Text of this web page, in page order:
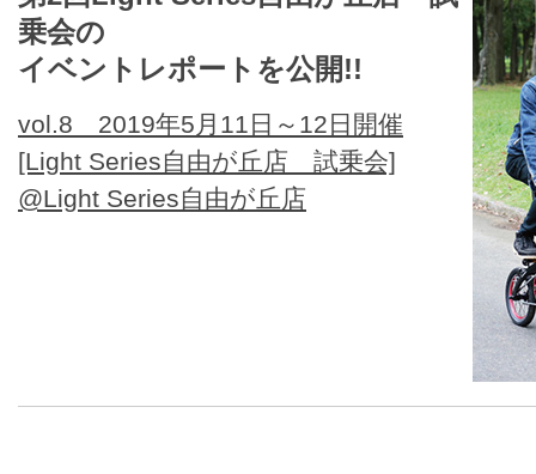
乗会の
イベントレポートを公開!!
vol.8 2019年5月11日～12日開催
[Light Series自由が丘店 試乗会]
@Light Series自由が丘店